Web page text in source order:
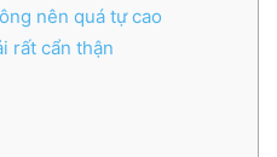
nên quá tự cao
rất cẩn thận